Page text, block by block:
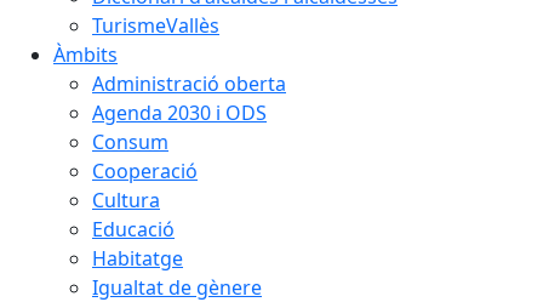
TurismeVallès
Àmbits
Administració oberta
Agenda 2030 i ODS
Consum
Cooperació
Cultura
Educació
Habitatge
Igualtat de gènere